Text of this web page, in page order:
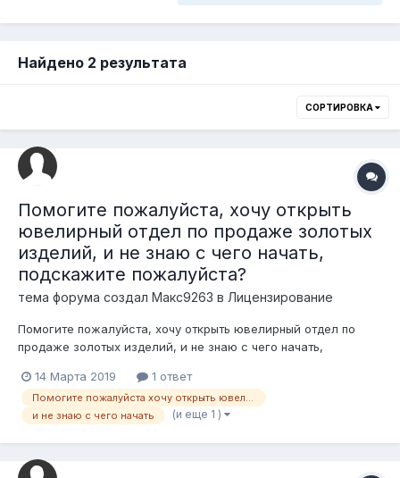
Найдено 2 результата
СОРТИРОВКА
Помогите пожалуйста, хочу открыть
ювелирный отдел по продаже золотых
изделий, и не знаю с чего начать,
подскажите пожалуйста?
тема форума создал Макс9263 в Лицензирование
Помогите пожалуйста, хочу открыть ювелирный отдел по
продаже золотых изделий, и не знаю с чего начать,
14 Марта 2019
1 ответ
Помогите пожалуйста хочу открыть ювелирный отдел по продаже золотых изделий
и не знаю с чего начать
(и еще 1 )